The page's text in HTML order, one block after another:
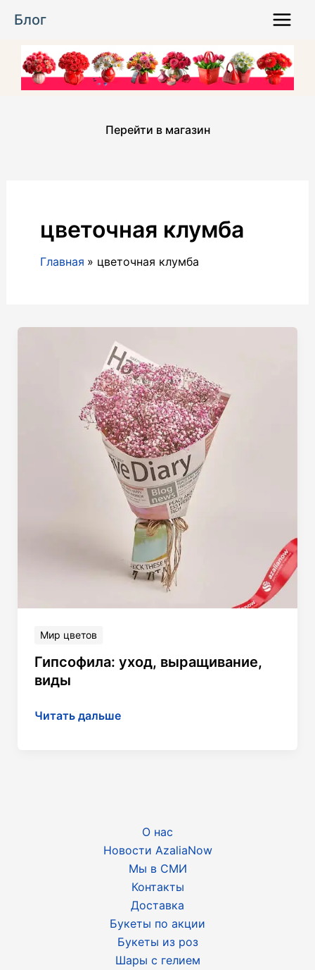
Блог
Menu
Перейти в магазин
цветочная клумба
Главная цветочная клумба
Мир цветов
Гипсофила: уход, выращивание,
виды
Гипсофила:
Читать дальше
О нас
Новости AzaliaNow
Мы в СМИ
Контакты
Доставка
Букеты по акции
Букеты из роз
Шары с гелием